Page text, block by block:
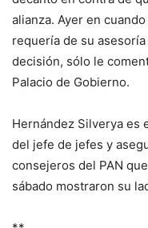
alianza. Ayer en
requería de su
decisión, sólo le
Palacio de Gobierno.
Hernández Silverya es
del jefe de jefes y
consejeros del PAN
sábado mostraron su